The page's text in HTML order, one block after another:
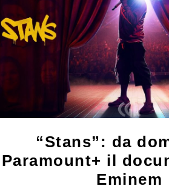
“Stans”: da
Paramount+ il
Eminem